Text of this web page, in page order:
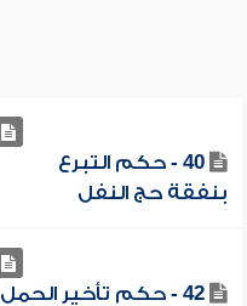
40 - حكم التبرع
بنفقة حج النفل
42 - حكم تأخير الحمل